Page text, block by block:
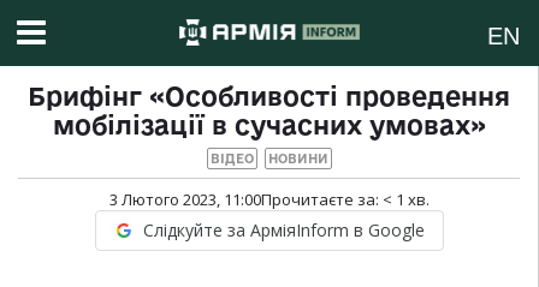
EN
Брифінг «Особливості проведення
мобілізації в сучасних умовах»
ВІДЕО НОВИНИ
3 Лютого 2023, 11:00Прочитаєте за: < 1 хв.
Слідкуйте за АрміяInform в Google